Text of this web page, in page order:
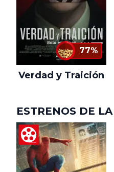
77%
Verdad y Traición
ESTRENOS DE